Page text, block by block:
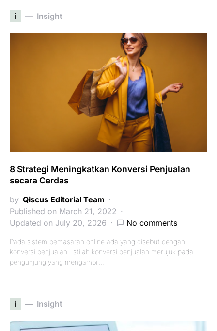
i Insight
8 Strategi Meningkatkan Konversi Penjualan
secara Cerdas
by Qiscus Editorial Team
Published on March 21, 2022
Updated on July 20, 2026
No comments
Pada sistem pemasaran online ada yang disebut dengan
konversi penjualan. Istilah konversi penjualan merujuk pada
pengunjung yang mengambil…
i Insight